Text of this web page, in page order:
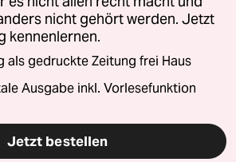
nicht gehört werden. Jetzt
kennenlernen.
als gedruckte Zeitung frei Haus
Ausgabe inkl. Vorlesefunktion
Jetzt bestellen